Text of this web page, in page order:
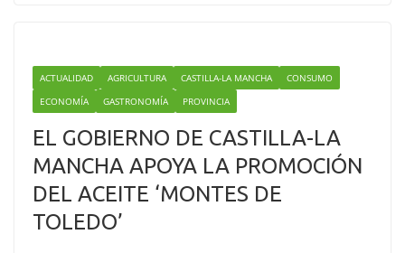
ACTUALIDAD AGRICULTURA CASTILLA-LA MANCHA
CONSUMO
ECONOMÍA
GASTRONOMÍA PROVINCIA
EL GOBIERNO DE CASTILLA-LA
MANCHA APOYA LA PROMOCIÓN
DEL ACEITE ‘MONTES DE
TOLEDO’